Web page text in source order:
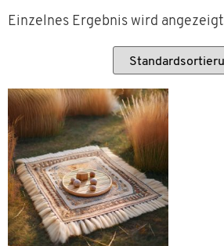
Einzelnes Ergebnis wird angezeigt